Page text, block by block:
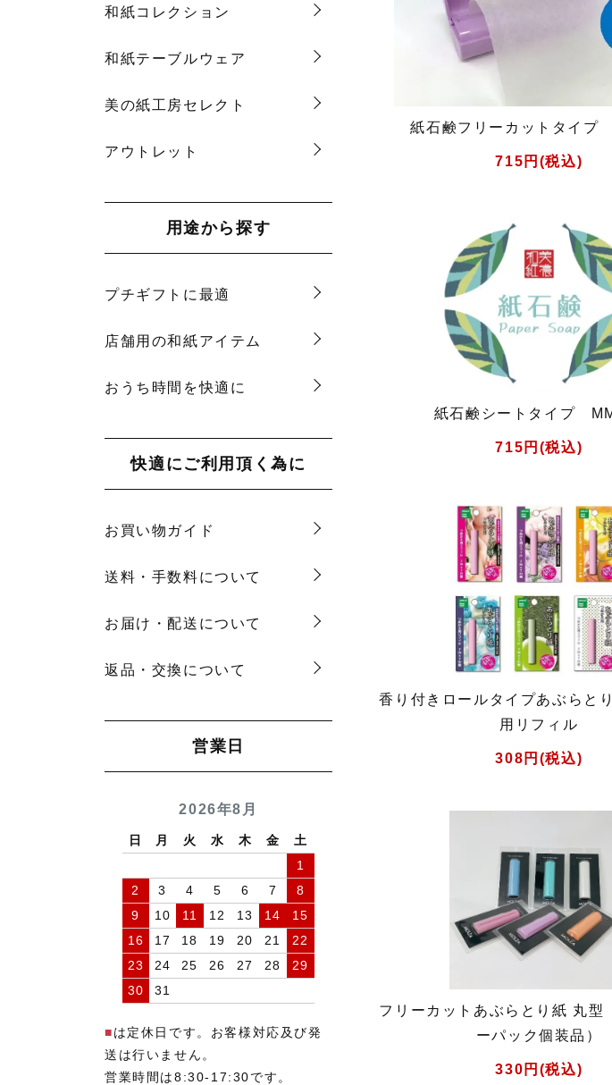
和紙コレクション
和紙テーブルウェア
美の紙工房セレクト
アウトレット
用途から探す
プチギフトに最適
店舗用の和紙アイテム
おうち時間を快適に
快適にご利用頂く為に
お買い物ガイド
送料・手数料について
お届け・配送について
返品・交換について
営業日
2026年8月
日 月 火 水 木 金
土
1
2
3 4 5 6 7
8
9
10 11 12 13 14
15
16
17 18 19 20 21
22
23
24 25 26 27 28
29
30
31
■は定休日です。お客様対応及び発
送は行いません。
営業時間は8:30-17:30です。
紙石鹸フリーカットタイプ
715円(税込)
紙石鹸シートタイプ
715円(税込)
香り付きロールタイプあぶらと
用リフィル
308円(税込)
フリーカットあぶらとり紙 丸型
ーパック個装品）
330円(税込)